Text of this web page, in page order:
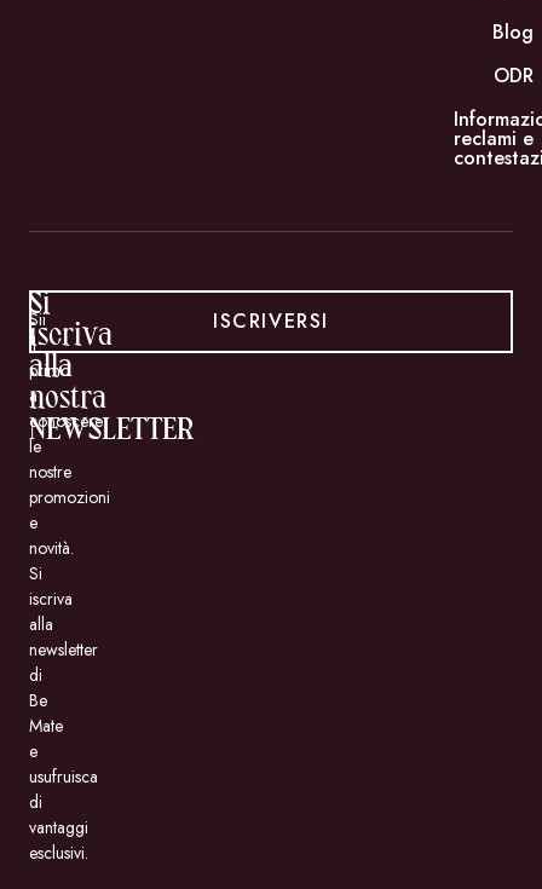
Blog
ODR
reclami e
Si
iscriva
alla
nostra
NEWSLETTER
Sii
il
primo
a
conoscere
le
nostre
promozioni
e
novità.
Si
iscriva
alla
newsletter
di
Be
Mate
e
usufruisca
di
vantaggi
esclusivi.
ISCRIVERSI